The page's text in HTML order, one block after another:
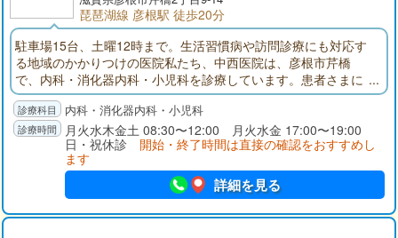
琵琶湖線 彦根駅 徒歩20分
駐車場15台、土曜12時まで。生活習慣病や訪問診療にも対応す
る地域のかかりつけの医院私たち、中西医院は、彦根市芹橋
で、内科・消化器内科・小児科を診療しています。患者さまに
心から頼っていただける内科・消化器内科・小児科のホームド
クターとして、地域に根ざした治療に取り組んでいます。当院
は消化器内科の診療に強みを持っています。院長は日本消化器
病学会認定 消化器病専門医の資格を持ち、この分野では、現
在までに30年におよぶキャリアを有しています。これらに裏付
けられた当院の診療は、逆流性食道炎、急性胃炎、慢性胃炎、
胃潰瘍、十二指腸潰瘍、胆石症、ウイルス性肝炎、急性すい炎
など、広く対応いたします。検査での胃カメラでは、「口か
内科・消化器内科・小児科
月火水木金土 08:30〜12:00 月火水金 17:00〜19:00
日・祝休診 開始・終了時間は直接の確認をおすすめし
ます
詳細を見る